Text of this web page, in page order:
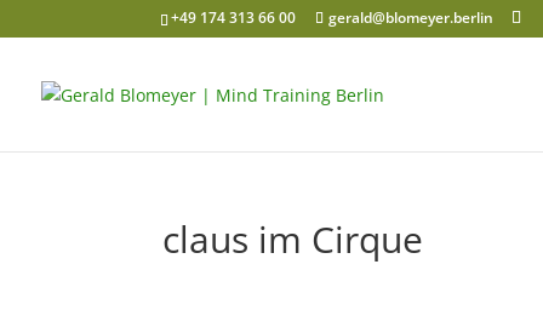
+49 174 313 66 00 gerald@blomeyer.berlin
claus im Cirque